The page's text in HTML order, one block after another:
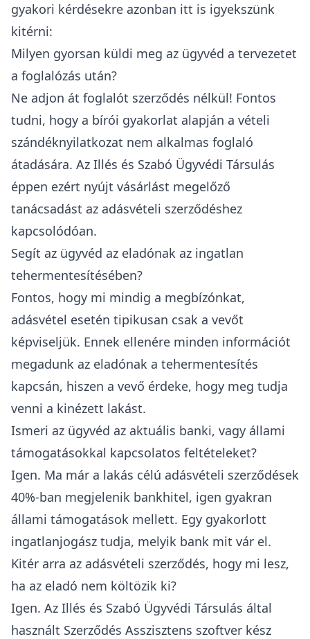
gyakori kérdésekre azonban itt is igyekszünk
kitérni:
Milyen gyorsan küldi meg az ügyvéd a tervezetet
a foglalózás után?
Ne adjon át foglalót szerződés nélkül! Fontos
tudni, hogy a bírói gyakorlat alapján a vételi
szándéknyilatkozat nem alkalmas foglaló
átadására. Az Illés és Szabó Ügyvédi Társulás
éppen ezért nyújt vásárlást megelőző
tanácsadást az adásvételi szerződéshez
kapcsolódóan.
Segít az ügyvéd az eladónak az ingatlan
tehermentesítésében?
Fontos, hogy mi mindig a megbízónkat,
adásvétel esetén tipikusan csak a vevőt
képviseljük. Ennek ellenére minden információt
megadunk az eladónak a tehermentesítés
kapcsán, hiszen a vevő érdeke, hogy meg tudja
venni a kinézett lakást.
Ismeri az ügyvéd az aktuális banki, vagy állami
támogatásokkal kapcsolatos feltételeket?
Igen. Ma már a lakás célú adásvételi szerződések
40%-ban megjelenik bankhitel, igen gyakran
állami támogatások mellett. Egy gyakorlott
ingatlanjogász tudja, melyik bank mit vár el.
Kitér arra az adásvételi szerződés, hogy mi lesz,
ha az eladó nem költözik ki?
Igen. Az Illés és Szabó Ügyvédi Társulás által
használt Szerződés Asszisztens szoftver kész